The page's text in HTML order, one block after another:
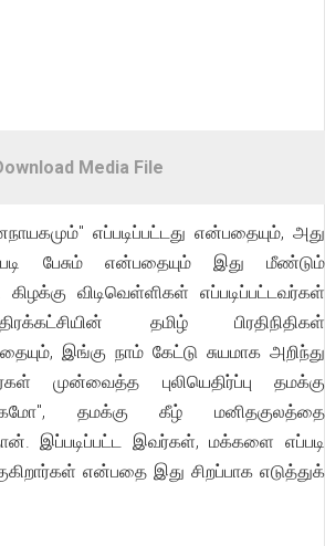
Media File
எப்படிப்பட்டது என்பதையும், அது
பேசும் என்பதையும் இது மீண்டும்
கிழக்கு விடிவெள்ளிகள் எப்படிப்பட்டவர்கள்
தமிழ் பிரதிநிதிகள்
இங்கு நாம் கேட்டு சுயமாக அறிந்து
முன்வைத்த புலியெதிர்ப்பு தமக்கு
தமக்கு கீழ் மனிதகுலத்தை
இப்படிப்பட்ட இவர்கள், மக்களை எப்படி
என்பதை இது சிறப்பாக எடுத்துக்